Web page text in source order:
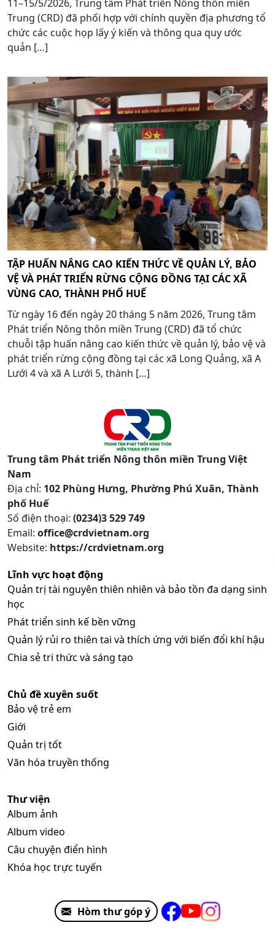
11–15/5/2026, Trung tâm Phát triển Nông thôn miền
Trung (CRD) đã phối hợp với chính quyền địa phương tổ
chức các cuộc họp lấy ý kiến và thông qua quy ước
quản […]
TẬP HUẤN NÂNG CAO KIẾN THỨC VỀ QUẢN LÝ, BẢO
VỆ VÀ PHÁT TRIỂN RỪNG CỘNG ĐỒNG TẠI CÁC XÃ
VÙNG CAO, THÀNH PHỐ HUẾ
Từ ngày 16 đến ngày 20 tháng 5 năm 2026, Trung tâm
Phát triển Nông thôn miền Trung (CRD) đã tổ chức
chuỗi tập huấn nâng cao kiến thức về quản lý, bảo vệ và
phát triển rừng cộng đồng tại các xã Long Quảng, xã A
Lưới 4 và xã A Lưới 5, thành […]
Trung tâm Phát triển Nông thôn miền Trung Việt
Nam
Địa chỉ: 102 Phùng Hưng, Phường Phú Xuân, Thành
phố Huế
Số điện thoại: (0234)3 529 749
Email: office@crdvietnam.org
Website: https://crdvietnam.org
Lĩnh vực hoạt động
Quản trị tài nguyên thiên nhiên và bảo tồn đa dạng sinh
học
Phát triển sinh kế bền vững
Quản lý rủi ro thiên tai và thích ứng với biến đổi khí hậu
Chia sẻ tri thức và sáng tạo
Chủ đề xuyên suốt
Bảo vệ trẻ em
Giới
Quản trị tốt
Văn hóa truyền thống
Thư viện
Album ảnh
Album video
Câu chuyện điển hình
Khóa học trực tuyến
Hòm thư góp ý